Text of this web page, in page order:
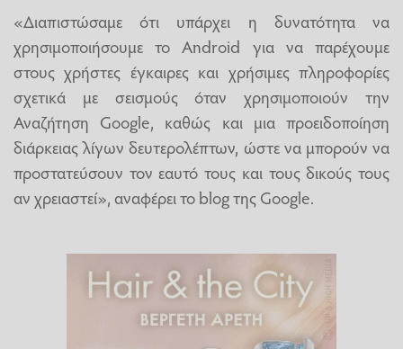
«Διαπιστώσαμε ότι υπάρχει η δυνατότητα να
χρησιμοποιήσουμε το Android για να παρέχουμε
στους χρήστες έγκαιρες και χρήσιμες πληροφορίες
σχετικά με σεισμούς όταν χρησιμοποιούν την
Αναζήτηση Google, καθώς και μια προειδοποίηση
διάρκειας λίγων δευτερολέπτων, ώστε να μπορούν να
προστατεύσουν τον εαυτό τους και τους δικούς τους
αν χρειαστεί», αναφέρει το blog της Google.